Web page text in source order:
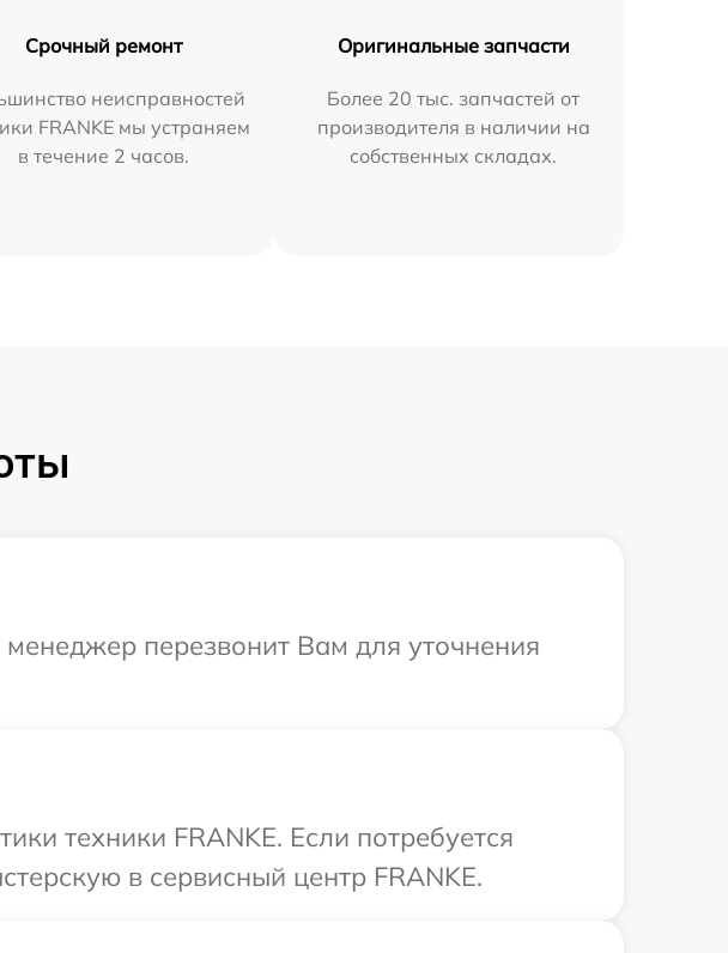
Срочный ремонт
неисправностей
FRANKE мы устраняем
в течение 2 часов.
Оригинальные запчасти
Более 20 тыс. запчастей от
производителя в наличии на
собственных складах.
перезвонит Вам для уточнения
техники FRANKE. Если потребуется
в сервисный центр FRANKE.